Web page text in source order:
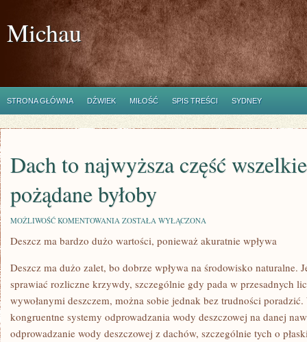
Michau
STRONA GŁÓWNA DŹWIEK MIŁOŚĆ SPIS TREŚCI SYDNEY
Dach to najwyższa część
pożądane byłoby
MOŻLIWOŚĆ KOMENTOWANIA DACH
NAJWYŻSZA
DOMU,
POŻĄDANE
BYŁOBY
ZOSTAŁA WYŁĄCZONA
Deszcz ma bardzo dużo wartości, ponieważ akuratnie wpływa
Deszcz ma dużo zalet, bo dobrze wpływa na środowisko naturalne.
sprawiać rozliczne krzywdy, szczególnie gdy pada w przesadnych
wywołanymi deszczem, można sobie jednak bez trudności
kongruentne systemy odprowadzania wody deszczowej na danej
odprowadzanie wody deszczowej z dachów, szczególnie tych o